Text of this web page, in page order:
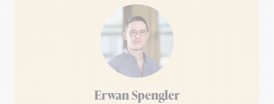
Erwan Spengler